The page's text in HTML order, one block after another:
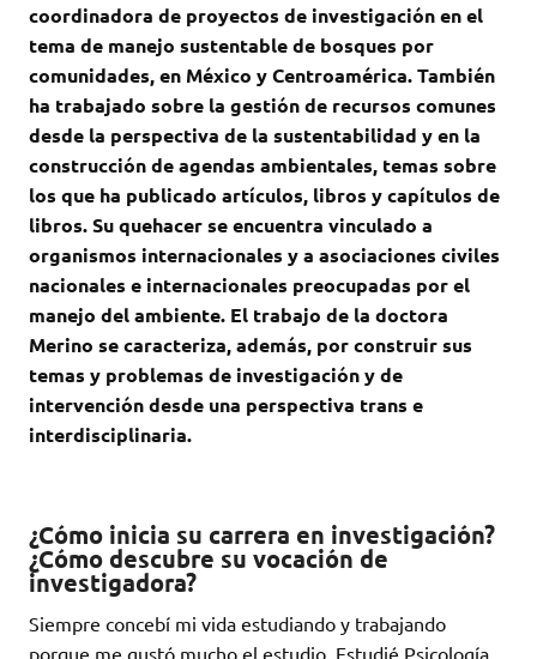
coordinadora de proyectos de investigación en el
tema de manejo sustentable de bosques por
comunidades, en México y Centroamérica. También
ha trabajado sobre la gestión de recursos comunes
desde la perspectiva de la sustentabilidad y en la
construcción de agendas ambientales, temas sobre
los que ha publicado artículos, libros y capítulos de
libros. Su quehacer se encuentra vinculado a
organismos internacionales y a asociaciones civiles
nacionales e internacionales preocupadas por el
manejo del ambiente. El trabajo de la doctora
Merino se caracteriza, además, por construir sus
temas y problemas de investigación y de
intervención desde una perspectiva trans e
interdisciplinaria.
¿Cómo inicia su carrera en investigación?
¿Cómo descubre su vocación de
investigadora?
Siempre concebí mi vida estudiando y trabajando
porque me gustó mucho el estudio. Estudié Psicología